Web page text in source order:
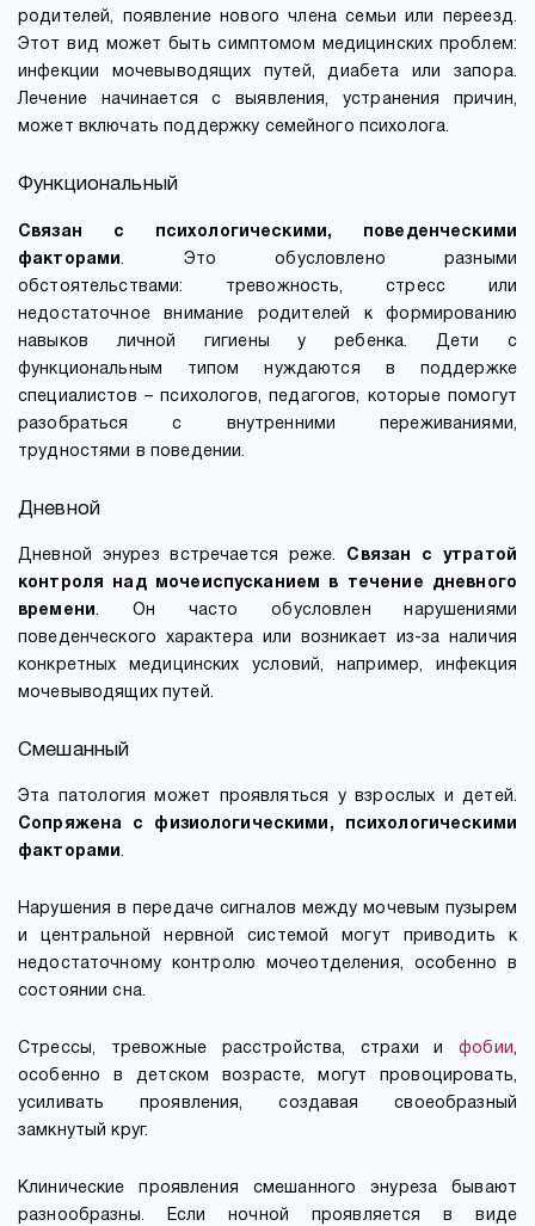
родителей, появление нового члена семьи или переезд.
Этот вид может быть симптомом медицинских проблем:
инфекции мочевыводящих путей, диабета или запора.
Лечение начинается с выявления, устранения причин,
может включать поддержку семейного психолога.
Функциональный
Связан с психологическими, поведенческими
факторами . Это обусловлено разными
обстоятельствами: тревожность, стресс или
недостаточное внимание родителей к формированию
навыков личной гигиены у ребенка. Дети с
функциональным типом нуждаются в поддержке
специалистов – психологов, педагогов, которые помогут
разобраться с внутренними переживаниями,
трудностями в поведении.
Дневной
Дневной энурез встречается реже. Связан с утратой
контроля над мочеиспусканием в течение дневного
времени. Он часто обусловлен нарушениями
поведенческого характера или возникает из-за наличия
конкретных медицинских условий, например, инфекция
мочевыводящих путей.
Смешанный
Эта патология может проявляться у взрослых и детей.
Сопряжена с физиологическими, психологическими
факторами.
Нарушения в передаче сигналов между мочевым пузырем
и центральной нервной системой могут приводить к
недостаточному контролю мочеотделения, особенно в
состоянии сна.
Стрессы, тревожные расстройства, страхи ифобии,
особенно в детском возрасте, могут провоцировать,
усиливать проявления, создавая своеобразный
замкнутый круг.
Клинические проявления смешанного энуреза бывают
разнообразны. Если ночной проявляется в виде